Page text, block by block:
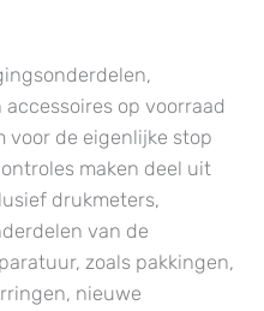
op voorraad
voor de eigenlijke stop
maken deel uit
drukmeters,
van de
zoals pakkingen,
nieuwe